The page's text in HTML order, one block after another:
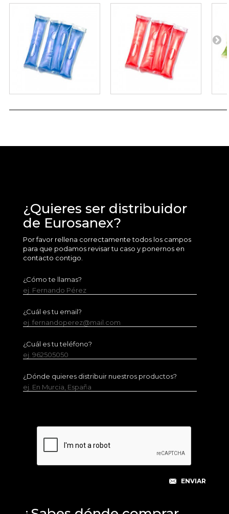
¿Quieres ser distribuidor
de Eurosanex?
Por favor rellena correctamente todos los campos
para que podamos revisar tu caso y ponernos en
contacto contigo.
¿Cómo te llamas?
ej. Fernando Pérez
¿Cuál es tu email?
ej. fernandoperez@mail.com
¿Cuál es tu teléfono?
ej. 962505050
¿Dónde quieres distribuir nuestros productos?
ej. En Murcia, España